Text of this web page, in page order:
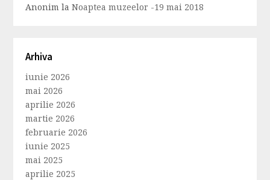
Anonim laNoaptea muzeelor -19 mai 2018
Arhiva
iunie 2026
mai 2026
aprilie 2026
martie 2026
februarie 2026
iunie 2025
mai 2025
aprilie 2025